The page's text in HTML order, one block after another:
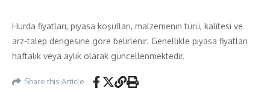
Hurda fiyatları, piyasa koşulları, malzemenin türü, kalitesi ve
arz-talep dengesine göre belirlenir. Genellikle piyasa fiyatları
haftalık veya aylık olarak güncellenmektedir.
Share this Article